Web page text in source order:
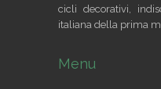
cicli decorativi,
italiana della prima
Menu